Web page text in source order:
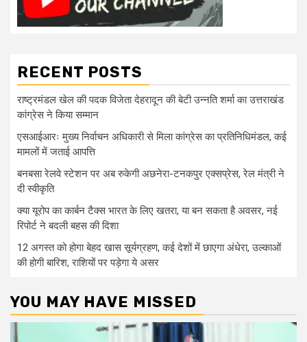
RECENT POSTS
राष्ट्रमंडल खेल की पदक विजेता देहरादून की बेटी उन्नति शर्मा का उत्तराखंड
कांग्रेस ने किया सम्मान
एसआईआरः मुख्य निर्वाचन अधिकारी से मिला कांग्रेस का प्रतिनिधिमंडल, कई
मामलों में जताई आपत्ति
बनबसा रेलवे स्टेशन पर अब रुकेगी अछनेरा-टनकपुर एक्सप्रेस, रेल मंत्री ने
दी स्वीकृति
क्या यूरोप का कार्बन टैक्स भारत के लिए खतरा, या बन सकता है अवसर, नई
रिपोर्ट ने बदली बहस की दिशा
12 अगस्त को होगा बेहद खास सूर्यग्रहण, कई देशों में छाएगा अंधेरा, उल्काओं
की होगी बारिश, राशियों पर पड़ेगा ये असर
YOU MAY HAVE MISSED